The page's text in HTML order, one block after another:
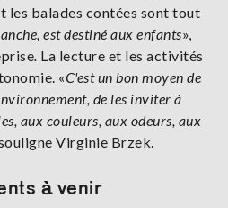
les balades contées sont tout
est destiné aux enfants»,
. La lecture et les activités
«C'est un bon moyen de
de les inviter à
aux couleurs, aux odeurs, aux
Virginie Brzek.
à venir